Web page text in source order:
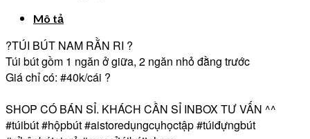
Mô tả
?TÚI BÚT NAM RẰN RI ?
Túi bút gồm 1 ngăn ở giữa, 2 ngăn nhỏ đằng trước
Giá chỉ có: #40k/cái ?
SHOP CÓ BÁN SỈ. KHÁCH CẦN SỈ INBOX TƯ VẤN ^^
#túibút#hộpbút#aistoredụngcụhọctập#túiđựngbút